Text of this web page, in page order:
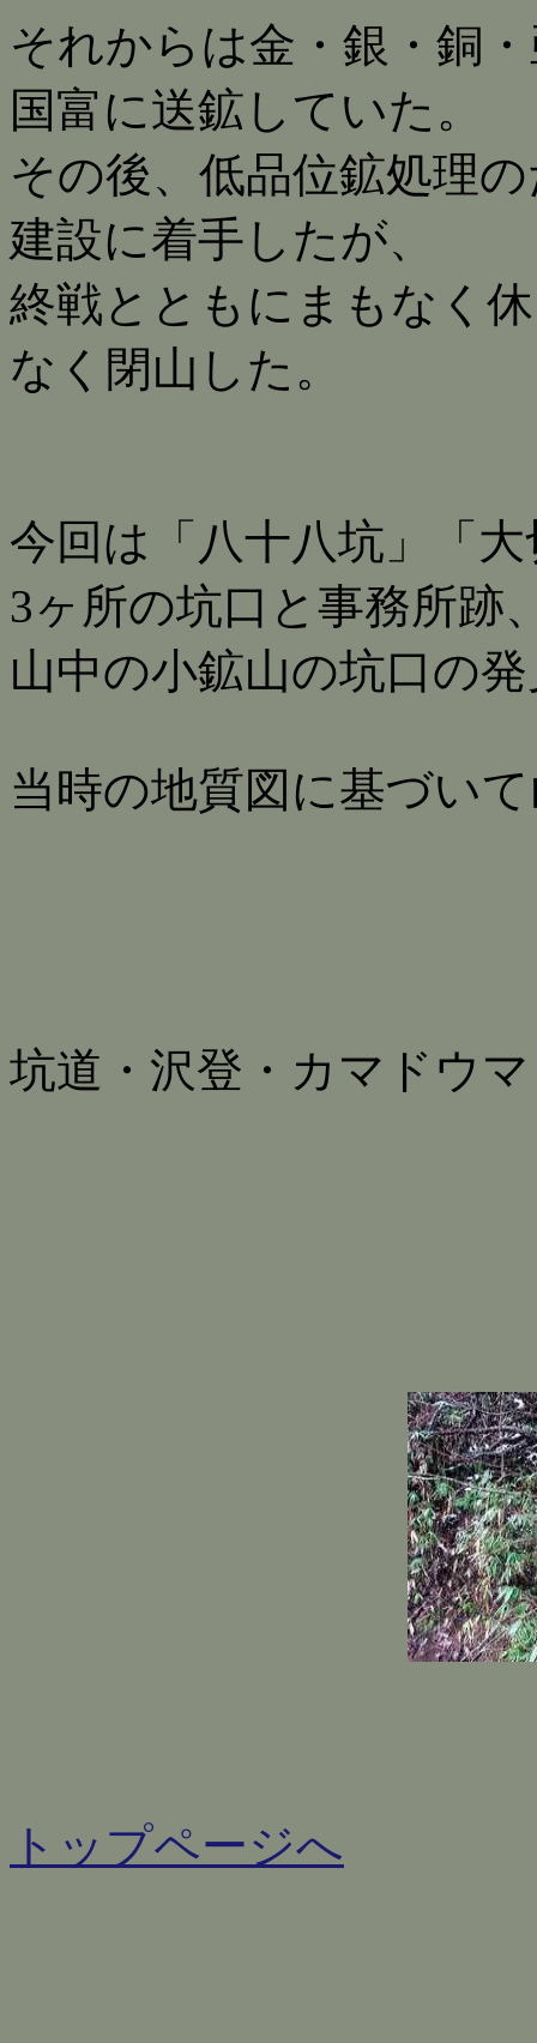
それからは金・銀・銅
国富に送鉱していた。
その後、低品位鉱処理
建設に着手したが、
終戦とともにまもなく
なく閉山した。
今回は「八十八坑」「
3ヶ所の坑口と事務所跡
山中の小鉱山の坑口の
当時の地質図に基づい
坑道・沢登・カマドウ
トップページへ